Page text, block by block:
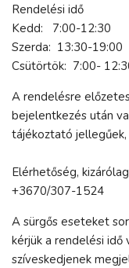
Rendelési idő
Kedd: 7:00-12:30
Szerda: 13:30-19:00
Csütörtök: 7:00-
A rendelésre
bejelentkezés után
tájékoztató jellegűek,
Elérhetőség,
+3670/307-1524
A sürgős eseteket
kérjük a rendelési
szíveskedjenek